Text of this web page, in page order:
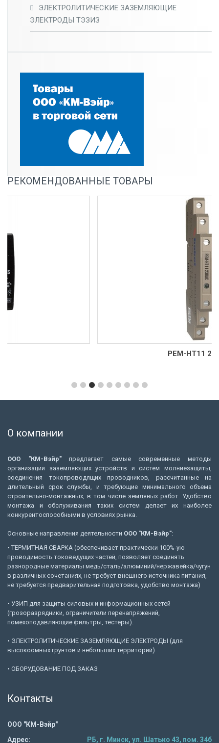
ЭЛЕКТРОЛИТИЧЕСКИЕ ЗАЗЕМЛЯЮЩИЕ
ЭЛЕКТРОДЫ ТЭЗИЗ
РЕКОМЕНДОВАННЫЕ ТОВАРЫ
О компании
ООО "КМ-Вэйр"предлагает самые современные методы
организации заземляющих устройств и систем молниезащиты,
соединения токопроводящих проводников, рассчитанные на
длительный срок службы, и требующие минимального объема
строительно-монтажных, в том числе земляных работ. Удобство
монтажа и обслуживания таких систем делает их наиболее
конкурентоспособными в условиях рынка.
Основные направления деятельности ООО "КМ-Вэйр":
• ТЕРМИТНАЯ СВАРКА (обеспечивает практически 100%-ую
проводимость токоведущих частей, позволяет соединять
разнородные материалы медь/сталь/алюминий/нержавейка/чугун
в различных сочетаниях, не требует внешнего источника питания,
не требуется предварительная подготовка, удобство монтажа)
• УЗИП для защиты силовых и информационных сетей
(грозоразрядники, ограничители перенапряжений,
помехоподавляющие фильтры, тестеры).
• ЭЛЕКТРОЛИТИЧЕСКИЕ ЗАЗЕМЛЯЮЩИЕ ЭЛЕКТРОДЫ (для
высокоомных грунтов и небольших территорий)
• ОБОРУДОВАНИЕ ПОД ЗАКАЗ
Контакты
ООО "КМ-Вэйр"
Адрес:
РБ, г. Минск, ул. Шатько 43, пом. 34б